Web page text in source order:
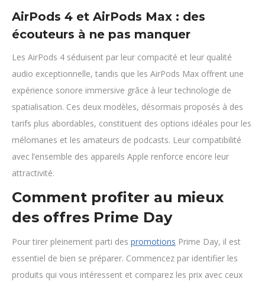
AirPods 4 et AirPods Max : des
écouteurs à ne pas manquer
Les AirPods 4 séduisent par leur compacité et leur qualité
audio exceptionnelle, tandis que les AirPods Max offrent une
expérience sonore immersive grâce à leur technologie de
spatialisation. Ces deux modèles, désormais proposés à des
tarifs plus abordables, constituent des options idéales pour les
mélomanes et les amateurs de podcasts. Leur compatibilité
avec l’ensemble des appareils Apple renforce encore leur
attractivité.
Comment profiter au mieux
des offres Prime Day
Pour tirer pleinement parti des promotions Prime Day, il est
essentiel de bien se préparer. Commencez par identifier les
produits qui vous intéressent et comparez les prix avec ceux